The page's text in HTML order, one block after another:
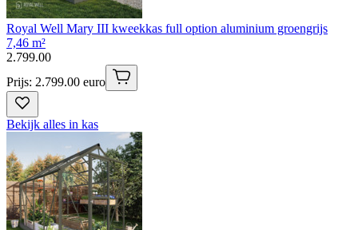
Royal Well Mary III kweekkas full option aluminium groengrijs
7,46 m²
2.799.00
Prijs: 2.799.00 euro
Bekijk alles in kas